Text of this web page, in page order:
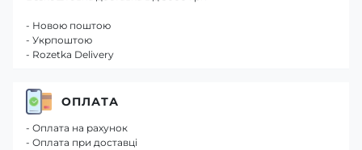
- Новою поштою
- Укрпоштою
- Rozetka Delivery
ОПЛАТА
- Оплата на рахунок
- Оплата при доставці